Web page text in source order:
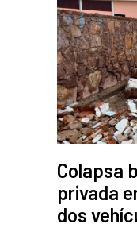
Colapsa
privada
dos